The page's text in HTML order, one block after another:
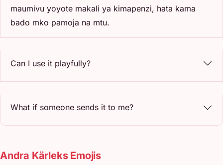
maumivu yoyote makali ya kimapenzi, hata kama
bado mko pamoja na mtu.
Can I use it playfully?
What if someone sends it to me?
Andra Kärleks Emojis